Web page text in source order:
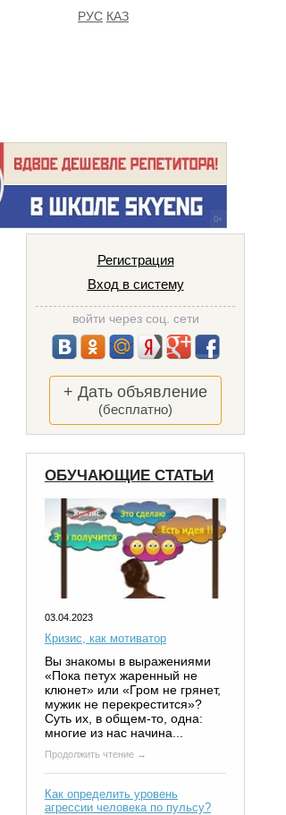
РУС КАЗ
Регистрация
Вход в систему
войти через соц. сети
+ Дать объявление
(бесплатно)
ОБУЧАЮЩИЕ СТАТЬИ
03.04.2023
Кризис, как мотиватор
Вы знакомы в выражениями
«Пока петух жаренный не
клюнет» или «Гром не грянет,
мужик не перекрестится»?
Суть их, в общем-то, одна:
многие из нас начина...
Продолжить чтение →
Как определить уровень
агрессии человека по пульсу?